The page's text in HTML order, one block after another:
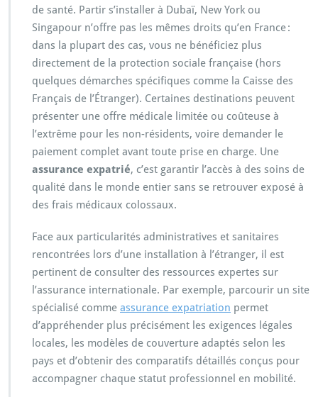
de santé. Partir s’installer à Dubaï, New York ou
Singapour n’offre pas les mêmes droits qu’en France :
dans la plupart des cas, vous ne bénéficiez plus
directement de la protection sociale française (hors
quelques démarches spécifiques comme la Caisse des
Français de l’Étranger). Certaines destinations peuvent
présenter une offre médicale limitée ou coûteuse à
l’extrême pour les non-résidents, voire demander le
paiement complet avant toute prise en charge. Une
assurance expatrié, c’est garantir l’accès à des soins de
qualité dans le monde entier sans se retrouver exposé à
des frais médicaux colossaux.
Face aux particularités administratives et sanitaires
rencontrées lors d’une installation à l’étranger, il est
pertinent de consulter des ressources expertes sur
l’assurance internationale. Par exemple, parcourir un site
spécialisé comme assurance expatriation permet
d’appréhender plus précisément les exigences légales
locales, les modèles de couverture adaptés selon les
pays et d’obtenir des comparatifs détaillés conçus pour
accompagner chaque statut professionnel en mobilité.